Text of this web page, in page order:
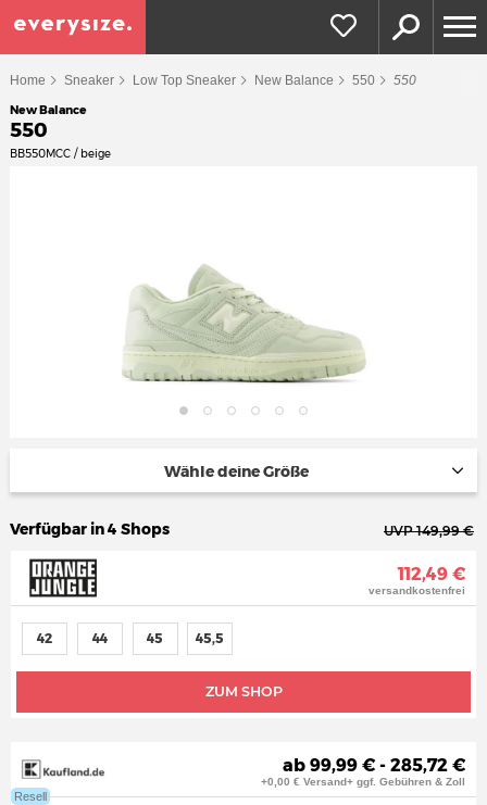
Home Sneaker Low Top Sneaker New Balance 550 550
New Balance
550
BB550MCC / beige
Wähle deine Größe
Verfügbar in 4 Shops UVP 149,99 €
112,49 €
versandkostenfrei
ZUM SHOP
42 44 45 45,5
Resell
ab 99,99 € - 285,72 €
+0,00 € Versand+ ggf. Gebühren & Zoll